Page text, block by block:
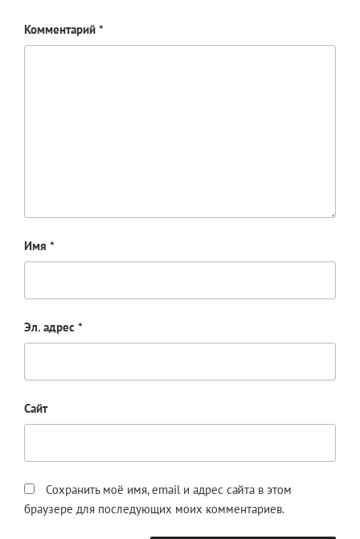
Комментарий *
Имя *
Эл. адрес *
Сайт
Сохранить моё имя, email и адрес сайта в этом
браузере для последующих моих комментариев.